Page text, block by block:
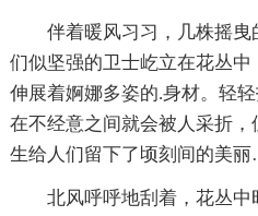
伴着暖风习习，几株摇曳
们似坚强的卫士屹立在花丛中
伸展着婀娜多姿的.身材。轻
在不经意之间就会被人采折
生给人们留下了顷刻间的美
北风呼呼地刮着，花丛中